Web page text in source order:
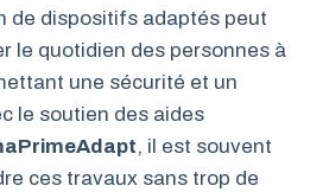
de dispositifs adaptés peut
le quotidien des personnes à
une sécurité et un
le soutien des aides
, il est souvent
ces travaux sans trop de